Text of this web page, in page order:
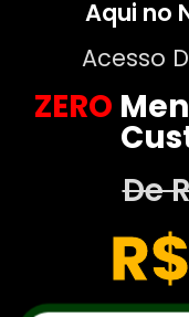
Aqui no
Acesso
ZERO
De